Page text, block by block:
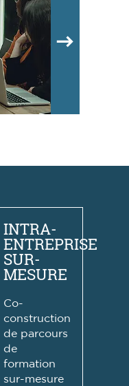
INTRA-
ENTREPRISE
SUR-
MESURE
Co-
construction
de parcours
de
formation
sur-mesure